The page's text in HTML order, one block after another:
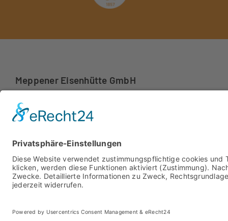
Meppener Eisenhütte GmbH
Hasebrinkstraße 5
49716 Meppen
Telefon: 05931/93 06-0
info@meppener-eisenhuette.de